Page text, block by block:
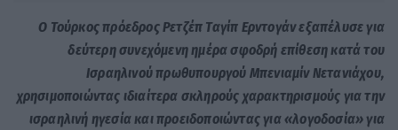
Ο Τούρκος πρόεδρος Ρετζέπ Ταγίπ Ερντογάν εξαπέλυσε για
δεύτερη συνεχόμενη ημέρα σφοδρή επίθεση κατά του
Ισραηλινού πρωθυπουργού Μπενιαμίν Νετανιάχου,
χρησιμοποιώντας ιδιαίτερα σκληρούς χαρακτηρισμούς για την
ισραηλινή ηγεσία και προειδοποιώντας για «λογοδοσία» για